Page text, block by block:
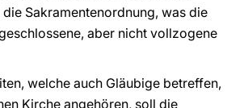
Sakramentenordnung, was die
aber nicht vollzogene
welche auch Gläubige betreffen,
Kirche angehören, soll die